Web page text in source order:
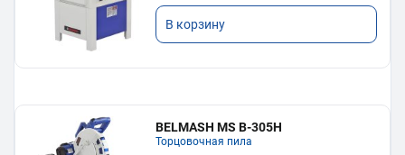
В корзину
BELMASH MS B-305H
Торцовочная пила